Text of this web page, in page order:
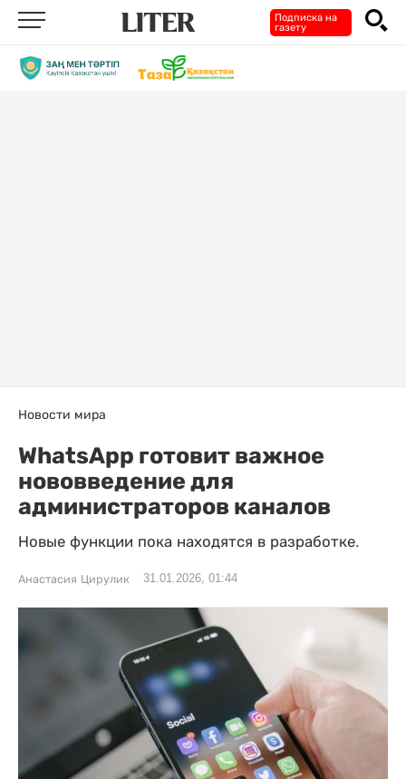
Подписка на
газету
Новости мира
WhatsApp готовит важное
нововведение для
администраторов каналов
Новые функции пока находятся в разработке.
Анастасия Цирулик 31.01.2026, 01:44